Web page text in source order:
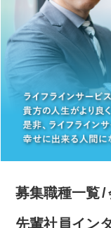
募集職種一覧
先輩社員イン